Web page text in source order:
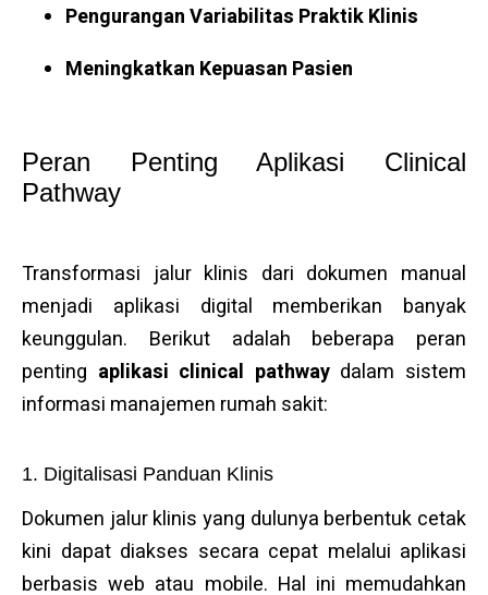
Pengurangan Variabilitas Praktik Klinis
Meningkatkan Kepuasan Pasien
Peran Penting Aplikasi Clinical
Pathway
Transformasi jalur klinis dari dokumen manual
menjadi aplikasi digital memberikan banyak
keunggulan. Berikut adalah beberapa peran
penting aplikasi clinical pathwaydalam sistem
informasi manajemen rumah sakit:
1. Digitalisasi Panduan Klinis
Dokumen jalur klinis yang dulunya berbentuk cetak
kini dapat diakses secara cepat melalui aplikasi
berbasis web atau mobile. Hal ini memudahkan